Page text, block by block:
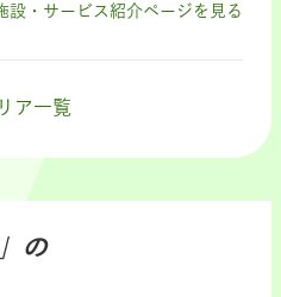
設・サービス紹介ページを見る
ア一覧
の